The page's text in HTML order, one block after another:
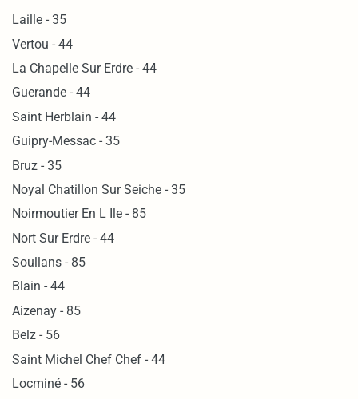
Laille - 35
Vertou - 44
La Chapelle Sur Erdre - 44
Guerande - 44
Saint Herblain - 44
Guipry-Messac - 35
Bruz - 35
Noyal Chatillon Sur Seiche - 35
Noirmoutier En L Ile - 85
Nort Sur Erdre - 44
Soullans - 85
Blain - 44
Aizenay - 85
Belz - 56
Saint Michel Chef Chef - 44
Locminé - 56